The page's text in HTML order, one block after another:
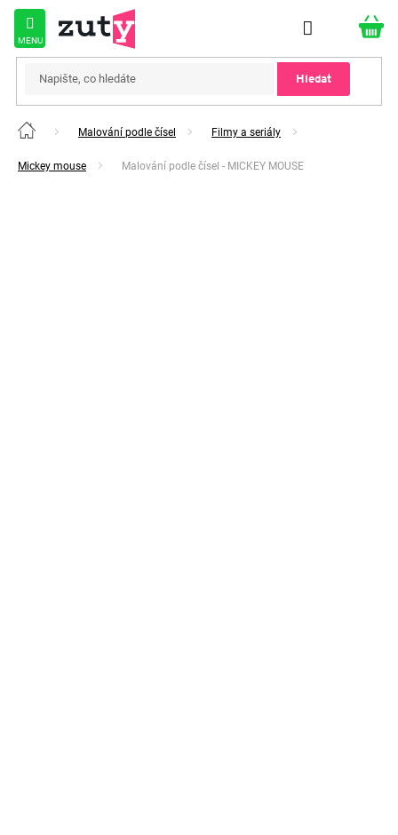
Přejít
obsah
Hledat
Domů Malování podle čísel Filmy a seriály
Mickey mouse Malování podle čísel - MICKEY MOUSE